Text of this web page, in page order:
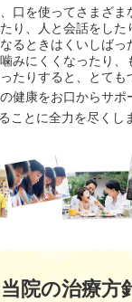
口を使ってさまざま
り、人と会話をした
るときはくいしばっ
みにくくなったり、
たりすると、とても
健康をお口からサポ
ことに全力を尽くし
当院の治療方